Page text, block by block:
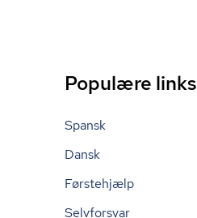
Populære links
Spansk
Dansk
Førstehjælp
Selvforsvar